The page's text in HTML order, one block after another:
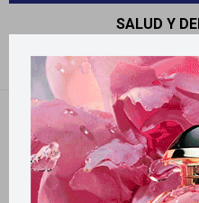
SALUD Y
Filtrando por: Salud y deporte